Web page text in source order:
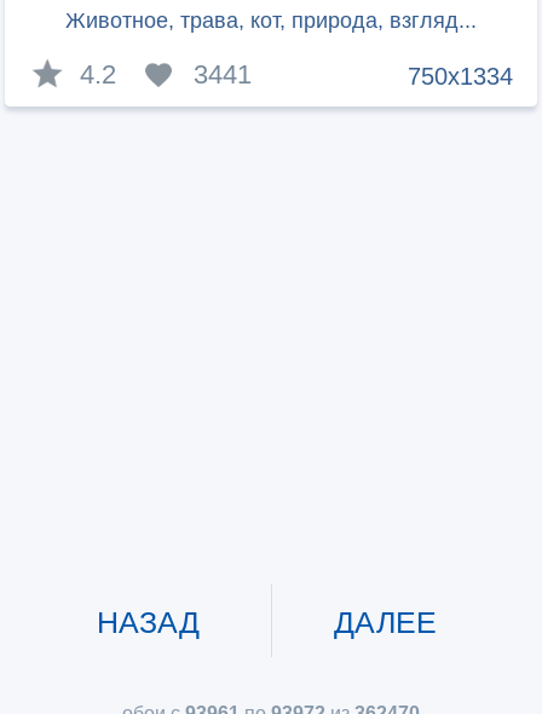
Животное, трава, кот, природа, взгляд...
750x1334
4.2 3441
НАЗАД ДАЛЕЕ